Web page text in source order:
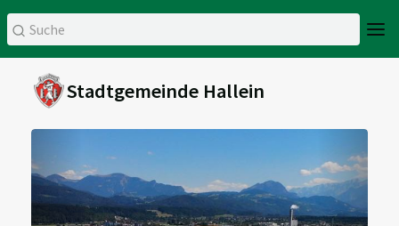
Stadtgemeinde Hallein
Weiter